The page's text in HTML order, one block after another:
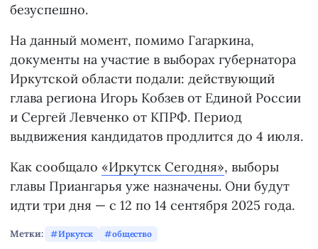
безуспешно.
На данный момент, помимо Гагаркина,
документы на участие в выборах губернатора
Иркутской области подали: действующий
глава региона Игорь Кобзев от Единой России
и Сергей Левченко от КПРФ. Период
выдвижения кандидатов продлится до 4 июля.
Как сообщало «Иркутск Сегодня», выборы
главы Приангарья уже назначены. Они будут
идти три дня — с 12 по 14 сентября 2025 года.
Метки: Иркутск общество